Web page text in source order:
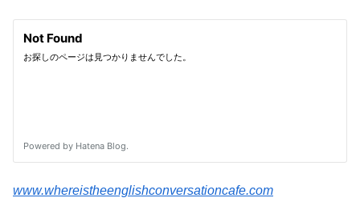
www.whereistheenglishconversationcafe.com